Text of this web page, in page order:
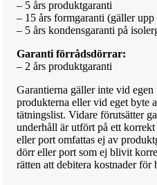
– 5 års produktgaranti
– 15 års formgaranti (gäller
– 5 års kondensgaranti på
Garanti förrådsdörrar:
– 2 års produktgaranti
Garantierna gäller inte vid
produkterna eller vid eget byte
tätningslist. Vidare förutsätter
underhåll är utfört på ett
eller port omfattas ej av
dörr eller port som ej blivit
rätten att debitera kostnader för